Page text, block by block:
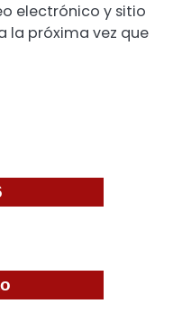
electrónico y sitio
la próxima vez que